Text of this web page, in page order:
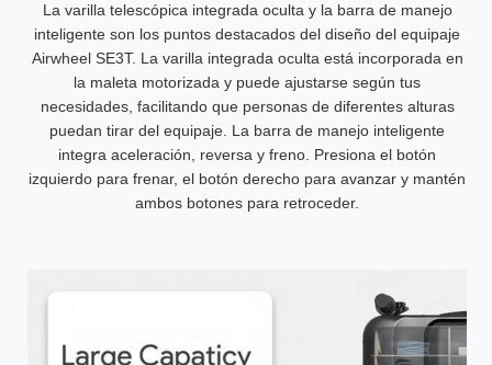
La varilla telescópica integrada oculta y la barra de manejo
inteligente son los puntos destacados del diseño del equipaje
Airwheel SE3T. La varilla integrada oculta está incorporada en
la maleta motorizada y puede ajustarse según tus
necesidades, facilitando que personas de diferentes alturas
puedan tirar del equipaje. La barra de manejo inteligente
integra aceleración, reversa y freno. Presiona el botón
izquierdo para frenar, el botón derecho para avanzar y mantén
ambos botones para retroceder.